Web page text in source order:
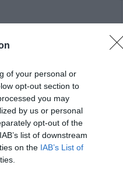
of your personal or
opt-out section to
you may
by us or personal
opt-out of the
list of downstream
on the IAB’s List of